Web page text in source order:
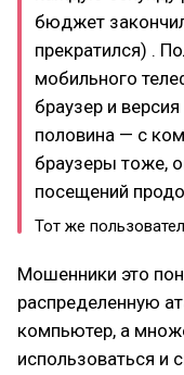
бюджет
прекратился) .
мобильного
браузер и
половина — с
браузеры тоже,
посещений
Тот же
Мошенники это
распределенную
компьютер, а
использоваться и